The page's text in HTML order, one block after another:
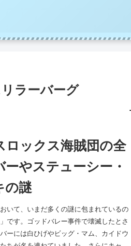
ラーバーグ
ロックス海賊団の全
やステューシー・
の謎
いて、いまだ多くの謎に包まれているの
です。ゴッドバレー事件で壊滅したとさ
ーには白ひげやビッグ・マム、カイドウ